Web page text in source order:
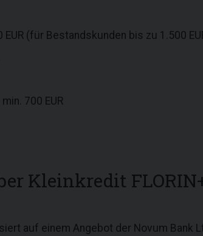
(für Bestandskunden bis zu 1.500
700 EUR
Kleinkredit
auf einem Angebot der Novum Bank